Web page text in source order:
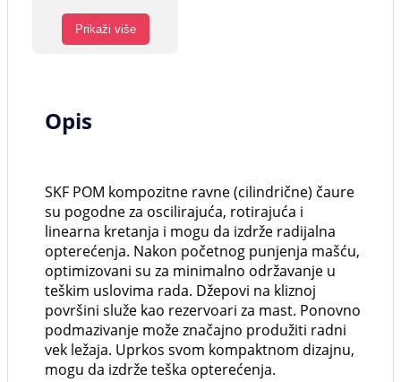
Prikaži više
Opis
SKF POM kompozitne ravne (cilindrične) čaure
su pogodne za oscilirajuća, rotirajuća i
linearna kretanja i mogu da izdrže radijalna
opterećenja. Nakon početnog punjenja mašću,
optimizovani su za minimalno održavanje u
teškim uslovima rada. Džepovi na kliznoj
površini služe kao rezervoari za mast. Ponovno
podmazivanje može značajno produžiti radni
vek ležaja. Uprkos svom kompaktnom dizajnu,
mogu da izdrže teška opterećenja.